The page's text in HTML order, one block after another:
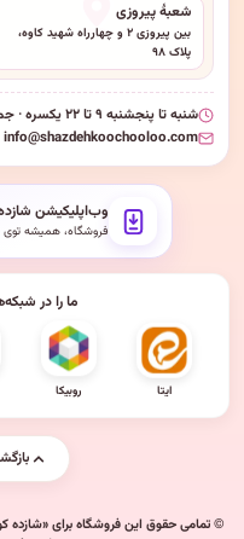
شعبهٔ پیروزی
بین پیروزی ۲ و چهارراه شهید کاوه،
پلاک ۹۸
شنبه تا پنجشنبه ۹ تا ۲۲ یکسره · جمعه‌ها ۱۰ تا ۱۴ و ۱۶ تا ۲۱
info@shazdehkoochooloo.com
وب‌اپلیکیشن
فروشگاه، همیشه
ما را در
ایتا روبیکا
© تمامی حقوق این فروشگاه برای